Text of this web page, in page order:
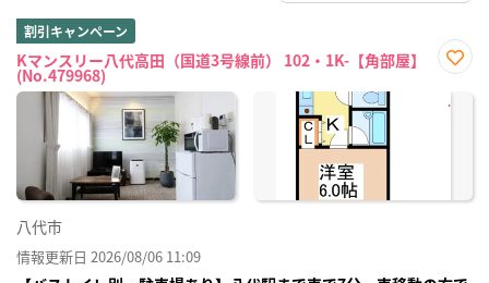
割引キャンペーン
Kマンスリー八代高田（国道3号線前） 102・1K-【角部屋】
(No.479968)
に入
り登
八代市
情報更新日 2026/08/06 11:09